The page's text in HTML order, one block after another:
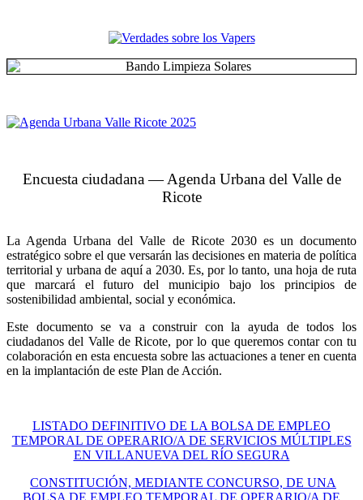
Encuesta ciudadana — Agenda Urbana del Valle de
Ricote
La Agenda Urbana del Valle de Ricote 2030 es un documento
estratégico sobre el que versarán las decisiones en materia de política
territorial y urbana de aquí a 2030. Es, por lo tanto, una hoja de ruta
que marcará el futuro del municipio bajo los principios de
sostenibilidad ambiental, social y económica.
Este documento se va a construir con la ayuda de todos los
ciudadanos del Valle de Ricote, por lo que queremos contar con tu
colaboración en esta encuesta sobre las actuaciones a tener en cuenta
en la implantación de este Plan de Acción.
LISTADO DEFINITIVO DE LA BOLSA DE EMPLEO
TEMPORAL DE OPERARIO/A DE SERVICIOS MÚLTIPLES
EN VILLANUEVA DEL RÍO SEGURA
CONSTITUCIÓN, MEDIANTE CONCURSO, DE UNA
BOLSA DE EMPLEO TEMPORAL DE OPERARIO/A DE